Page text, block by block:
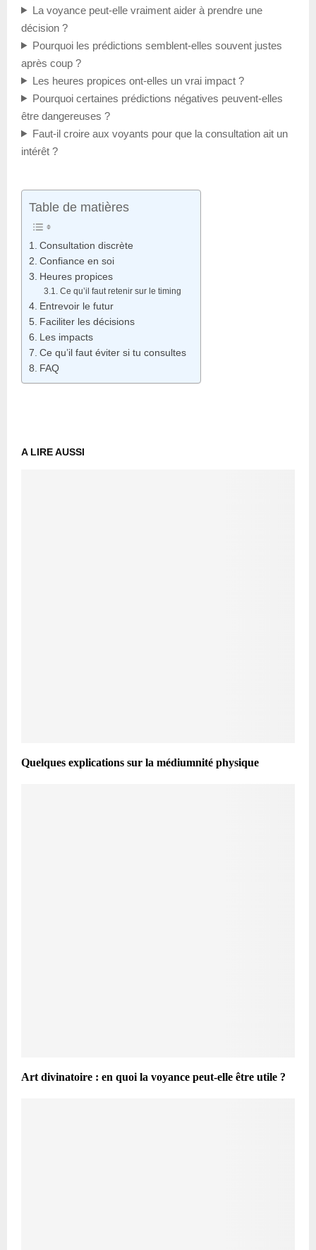
La voyance peut-elle vraiment aider à prendre une
décision ?
Pourquoi les prédictions semblent-elles souvent justes
après coup ?
Les heures propices ont-elles un vrai impact ?
Pourquoi certaines prédictions négatives peuvent-elles
être dangereuses ?
Faut-il croire aux voyants pour que la consultation ait un
intérêt ?
Table de matières
Consultation discrète
Confiance en soi
Heures propices
Ce qu’il faut retenir sur le timing
Entrevoir le futur
Faciliter les décisions
Les impacts
Ce qu’il faut éviter si tu consultes
FAQ
A LIRE AUSSI
Quelques explications sur la médiumnité physique
Art divinatoire : en quoi la voyance peut-elle être utile ?